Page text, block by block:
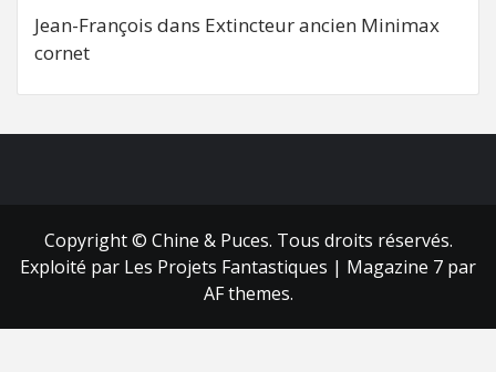
Jean-François dans Extincteur ancien Minimax
cornet
Copyright © Chine & Puces. Tous droits réservés.
Exploité par Les Projets Fantastiques | Magazine 7 par
AF themes.